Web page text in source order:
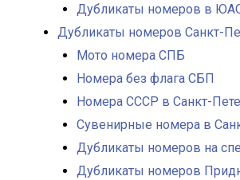
Дубликаты номеров в
Дубликаты номеров Санкт-
Мото номера СПБ
Номера без флага СБП
Номера СССР в Санкт-
Сувенирные номера в
Дубликаты номеров на
Дубликаты номеров